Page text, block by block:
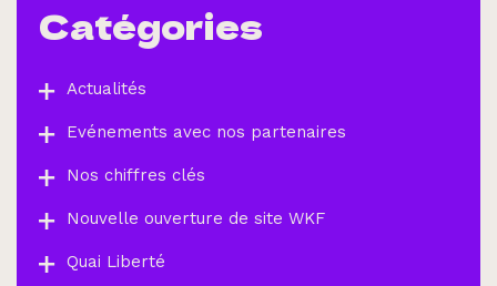
Catégories
Actualités
Evénements avec nos partenaires
Nos chiffres clés
Nouvelle ouverture de site WKF
Quai Liberté